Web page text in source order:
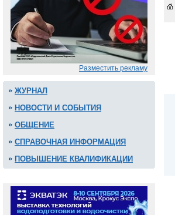
Разместить рекламу
ЖУРНАЛ
НОВОСТИ И СОБЫТИЯ
ОБЩЕНИЕ
СПРАВОЧНАЯ ИНФОРМАЦИЯ
ПОВЫШЕНИЕ КВАЛИФИКАЦИИ